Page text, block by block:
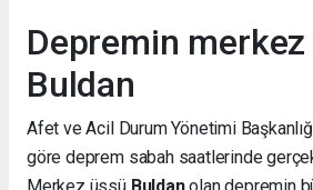
Depremin merkez
Buldan
Afet ve Acil Durum Yönetimi
göre deprem sabah saatlerinde